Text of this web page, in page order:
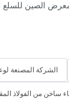
الصين للسلع الاستهلاكية
الشركة المصنعة
ساخن من الفولاذ